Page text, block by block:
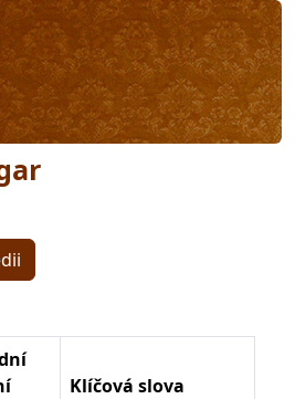
Klíčová slova